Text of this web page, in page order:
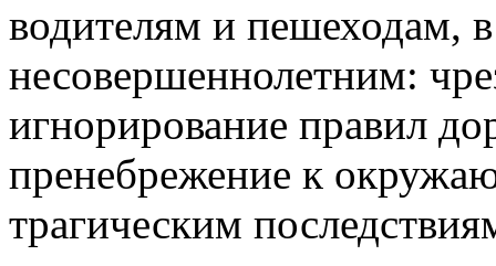
водителям и пешеходам,
несовершеннолетним:
игнорирование правил
пренебрежение к
трагическим